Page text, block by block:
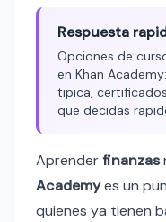
Respuesta
Opciones de
en Khan
tipica,
que decidas
Aprenderfinanzas
Academyes un
quienes ya tienen